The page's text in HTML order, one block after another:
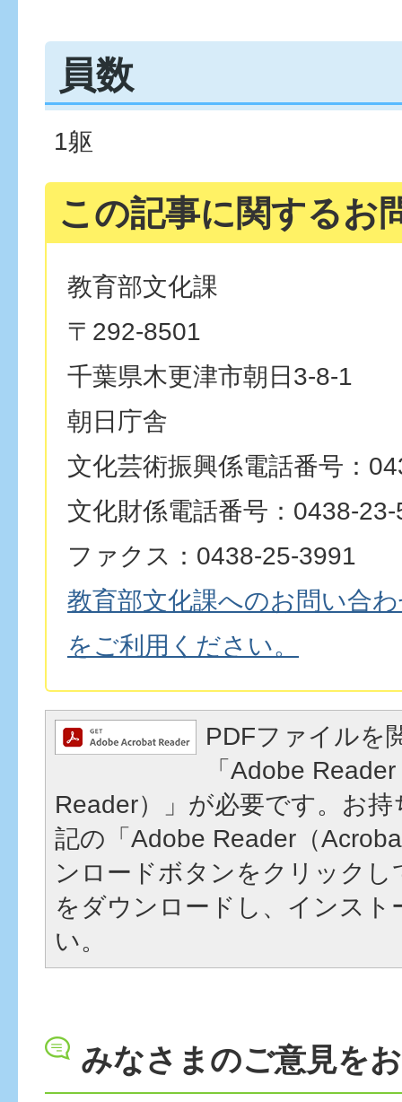
員数
1躯
この記事に関するお
教育部文化課
〒292-8501
千葉県木更津市朝日3-8-1
朝日庁舎
文化芸術振興係電話番号：
文化財係電話番号：0438-
ファクス：0438-25-3991
教育部文化課へのお問い合
をご利用ください。
PDFファイルを
「Adobe
Reader）」が必要です。お
記の「Adobe Reader（
ンロードボタンをクリック
をダウンロードし、インスト
い。
みなさまのご意見を